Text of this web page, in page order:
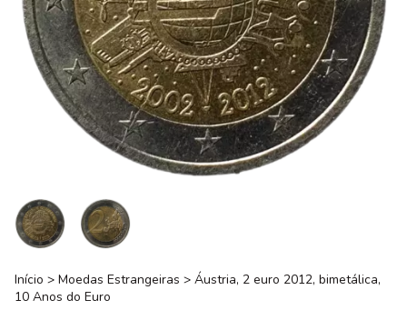
Início > Moedas Estrangeiras > Áustria, 2 euro 2012, bimetálica,
10 Anos do Euro